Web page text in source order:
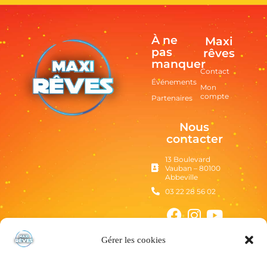
Gérer les cookies
À ne
pas
manquer
Événements
Partenaires
Maxi
rêves
Contact
Mon
compte
Nous
contacter
13 Boulevard
Vauban – 80100
Abbeville
03 22 28 56 02